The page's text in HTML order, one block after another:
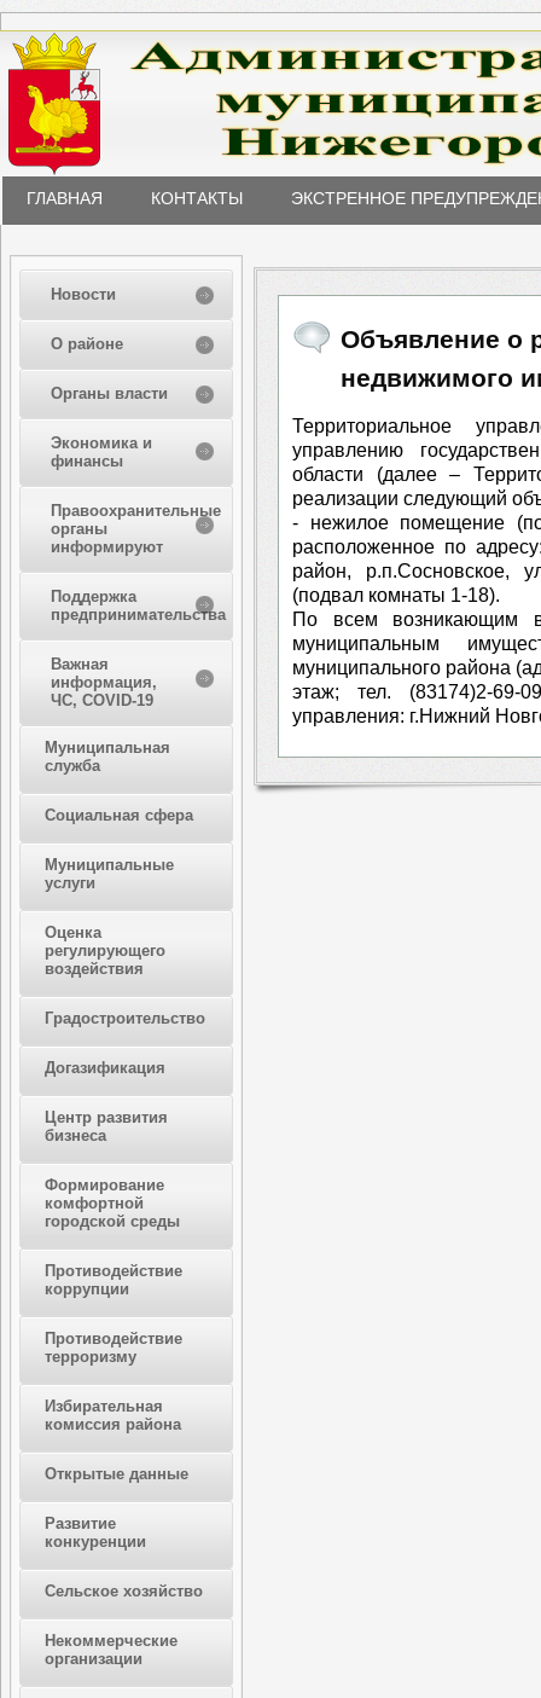
ГЛАВНАЯ КОНТАКТЫ ЭКСТРЕННОЕ
Новости
О районе
Органы власти
Экономика и
финансы
Правоохранительные
органы
информируют
Поддержка
предпринимательства
Важная
информация,
ЧС, COVID-19
Муниципальная
служба
Социальная сфера
Муниципальные
услуги
Оценка
регулирующего
воздействия
Градостроительство
Догазификация
Центр развития
бизнеса
Формирование
комфортной
городской среды
Противодействие
коррупции
Противодействие
терроризму
Избирательная
комиссия района
Открытые данные
Развитие
конкуренции
Сельское хозяйство
Некоммерческие
организации
Объявление о
недвижимого
Территориальное
управлению
области (далее –
реализации следующий
- нежилое помещение
расположенное по
район, р.п.Сосновское,
(подвал комнаты 1-18).
По всем возникающим
муниципальным
муниципального района
этаж; тел. (83174)2-69-
управления: г.Нижний